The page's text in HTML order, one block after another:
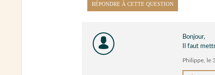
RÉPONDRE À CETTE QUESTION
Bonjour,
Il faut
Philippe, le